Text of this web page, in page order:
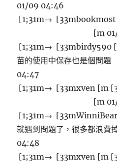
01/09 04:46
[1;31m→
[m 01/09
[1;31m→ [33mbirdy590
苗的使用中保存也是
04:47
[1;31m→ [33mxven [m
[m 01/09
[1;31m→
就遇到問題了，很多都浪
04:48
[1;31m→ [33mxven [m